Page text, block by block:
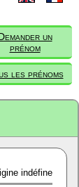
un
prénom
les prénoms
indéfine